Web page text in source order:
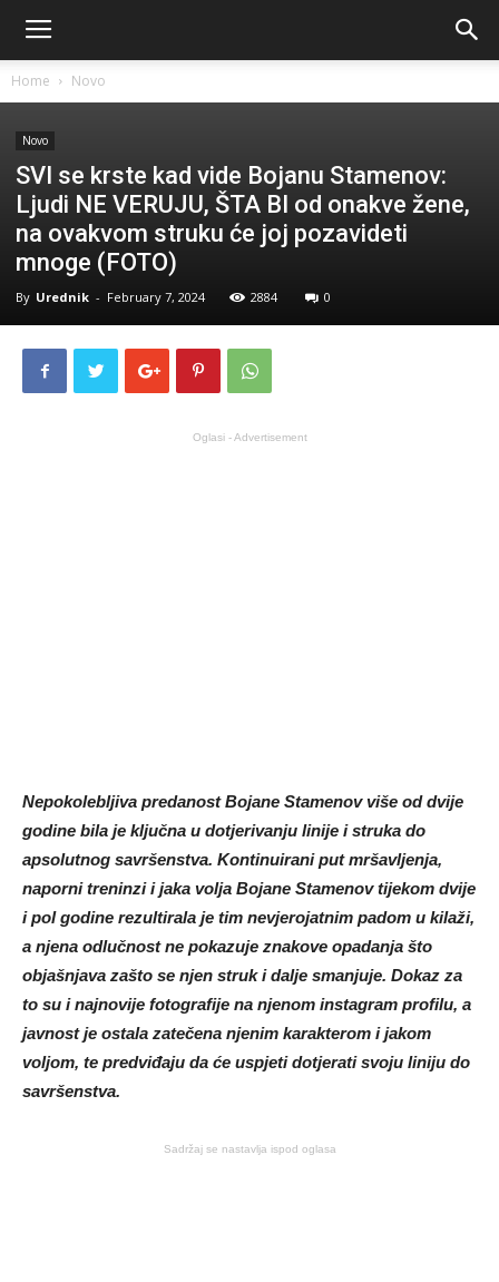
Home Novo
Novo
SVI se krste kad vide Bojanu Stamenov:
Ljudi NE VERUJU, ŠTA BI od onakve žene,
na ovakvom struku će joj pozavideti
mnoge (FOTO)
By Urednik - February 7, 2024 2884 0
Oglasi - Advertisement
Nepokolebljiva predanost Bojane Stamenov više od dvije
godine bila je ključna u dotjerivanju linije i struka do
apsolutnog savršenstva. Kontinuirani put mršavljenja,
naporni treninzi i jaka volja Bojane Stamenov tijekom dvije
i pol godine rezultirala je tim nevjerojatnim padom u kilaži,
a njena odlučnost ne pokazuje znakove opadanja što
objašnjava zašto se njen struk i dalje smanjuje. Dokaz za
to su i najnovije fotografije na njenom instagram profilu, a
javnost je ostala zatečena njenim karakterom i jakom
voljom, te predviđaju da će uspjeti dotjerati svoju liniju do
savršenstva.
Sadržaj se nastavlja ispod oglasa